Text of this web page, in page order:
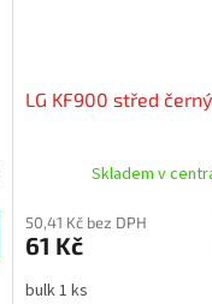
LG KF900 střed černý
Skladem v
50,41 Kč bez DPH
61 Kč
bulk 1 ks